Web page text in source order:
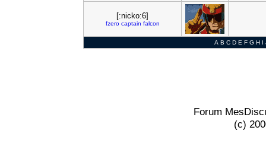
[:nicko:6]
fzero captain falcon
A B C D E F G H I
Forum
(c)